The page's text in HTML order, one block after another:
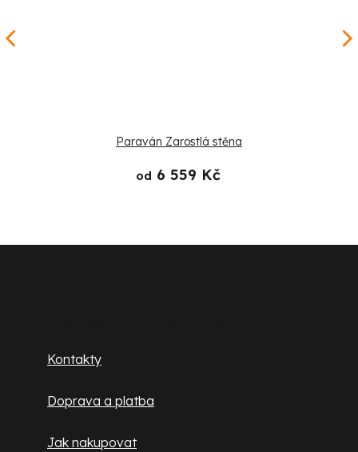
Paraván Zarostlá stěna
od 6 559 Kč
Kontakty
Doprava a platba
Jak nakupovat